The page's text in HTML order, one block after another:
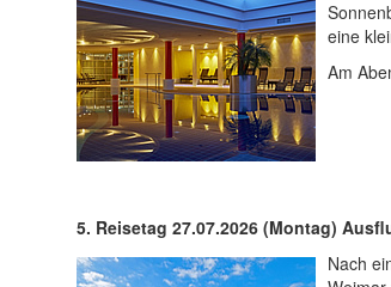
eine
Am
5. Reisetag 27.07.2026 (Montag)
Nach